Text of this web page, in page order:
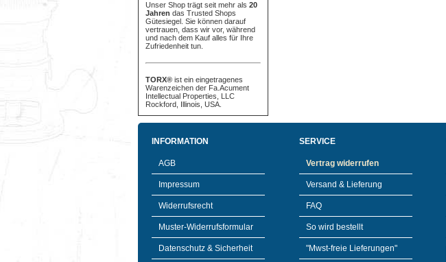
Unser Shop trägt seit mehr als 20
Jahren das Trusted Shops
Gütesiegel. Sie können darauf
vertrauen, dass wir vor, während
und nach dem Kauf alles für Ihre
Zufriedenheit tun.
TORX® ist ein eingetragenes
Warenzeichen der Fa.Acument
Intellectual Properties, LLC
Rockford, Illinois, USA.
INFORMATION
AGB
Impressum
Widerrufsrecht
Muster-Widerrufsformular
Datenschutz & Sicherheit
SERVICE
Vertrag widerrufen
Versand & Lieferung
FAQ
So wird bestellt
"Mwst-freie Lieferungen"